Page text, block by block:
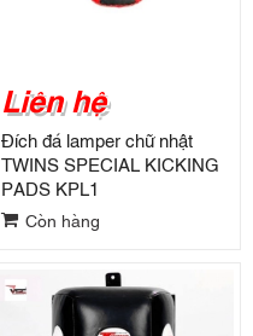
Liên hệ
Đích đá lamper chữ nhật
TWINS SPECIAL KICKING
PADS KPL1
Còn hàng